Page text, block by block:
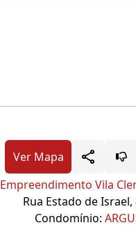
Ver Mapa
Empreendimento Vila
Rua Estado de Israel,
Condomínio: